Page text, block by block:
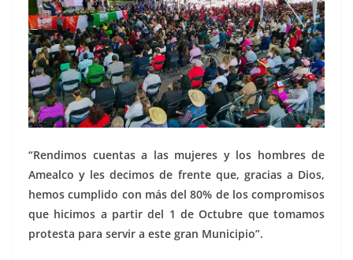
“Rendimos cuentas a las mujeres y los hombres de
Amealco y les decimos de frente que, gracias a Dios,
hemos cumplido con más del 80% de los compromisos
que hicimos a partir del 1 de Octubre que tomamos
protesta para servir a este gran Municipio”.